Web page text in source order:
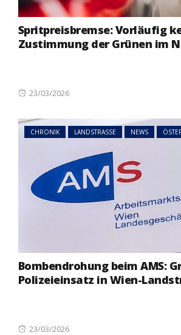
Spritpreisbremse: Vorläufig
Zustimmung der Grünen im
Posted
23/03/2026
CHRONIK LANDSTRASSE NEWS
Bombendrohung beim AMS:
Polizeieinsatz in Wien-
Posted
23/03/2026